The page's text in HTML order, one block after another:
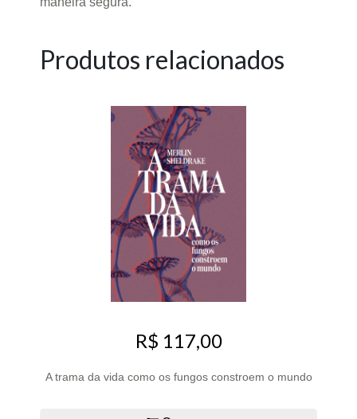
Produtos relacionados
R$ 117,00
A trama da vida como os fungos constroem o mundo